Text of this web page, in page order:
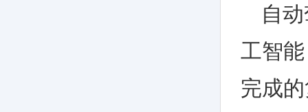
自
工智
完成